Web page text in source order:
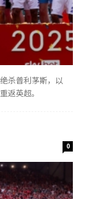
杀普利茅斯，以
返英超。
0